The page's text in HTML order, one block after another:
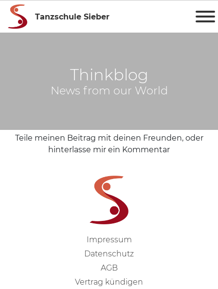
Tanzschule Sieber
Thinkblog
News from our World
Teile meinen Beitrag mit deinen Freunden, oder
hinterlasse mir ein Kommentar
Impressum
Datenschutz
AGB
Vertrag kündigen